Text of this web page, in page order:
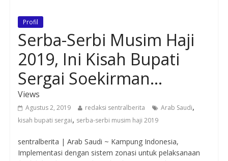
Profil
Serba-Serbi Musim Haji
2019, Ini Kisah Bupati
Sergai Soekirman…
Views
Agustus 2, 2019 redaksi sentralberita Arab Saudi,
kisah bupati sergai, serba-serbi musim haji 2019
sentralberita | Arab Saudi ~ Kampung Indonesia,
Implementasi dengan sistem zonasi untuk pelaksanaan